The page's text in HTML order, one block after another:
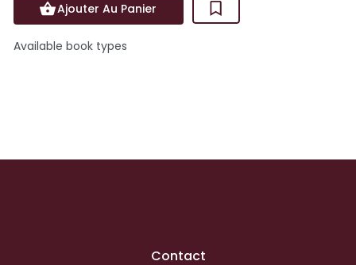
Ajouter Au Panier
Available book types
Contact